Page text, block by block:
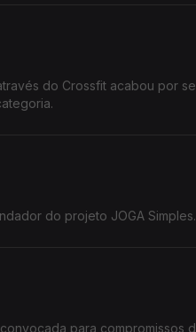
do Crossfit acabou por
do projeto JOGA Simples.
convocada para